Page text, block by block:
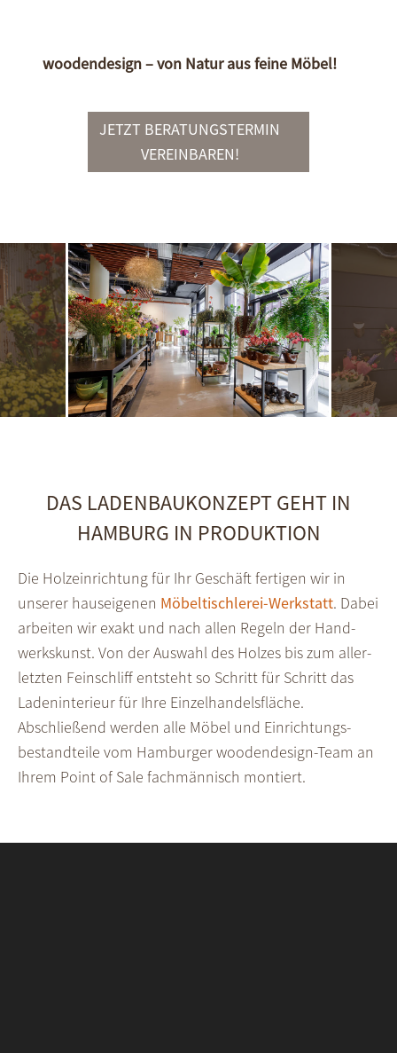
woodendesign – von Natur aus feine Möbel!
JETZT BERATUNGSTERMIN
VEREINBAREN!
DAS LADENBAUKONZEPT GEHT IN
HAMBURG IN PRODUKTION
Die Holz­einrichtung für Ihr Geschäft ferti­gen wir in
unserer haus­eigenen Möbel­tisch­lerei-Werkstatt. Dabei
arbeiten wir exakt und nach allen Regeln der Hand­
werks­kunst. Von der Aus­wahl des Holzes bis zum aller­
letzten Fein­schliff entsteht so Schritt für Schritt das
Laden­interieur für Ihre Einzel­handels­fläche.
Abschließend werden alle Möbel und Ein­rich­tungs­
bestand­teile vom Hamburger woodendesign-Team an
Ihrem Point of Sale fach­männisch montiert.